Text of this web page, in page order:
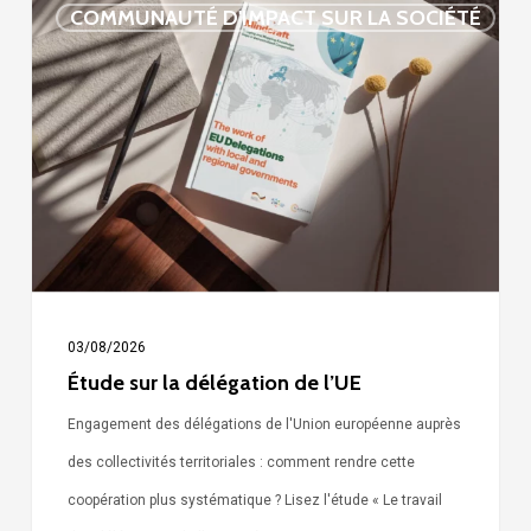
COMMUNAUTÉ D'IMPACT SUR LA SOCIÉTÉ
sur
la
délégation
de
l’UE
03/08/2026
Étude sur la délégation de l’UE
Engagement des délégations de l'Union européenne auprès
des collectivités territoriales : comment rendre cette
coopération plus systématique ? Lisez l'étude « Le travail